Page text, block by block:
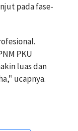
pada fase-
PKU
luas dan
ucapnya.